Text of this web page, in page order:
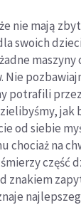
nie mają
swoich
maszyny
Nie
potrafili
jak
od siebie
chociaż na
część
znakiem